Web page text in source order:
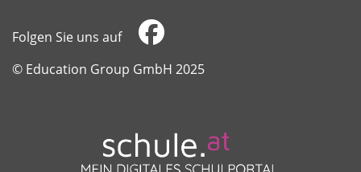
Folgen Sie uns auf
​​​​​​​© Education Group GmbH 2025